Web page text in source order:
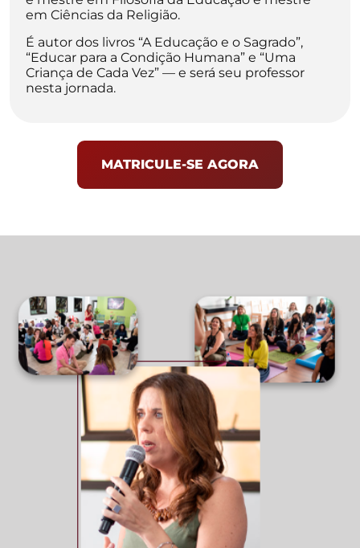
em Ciências da Religião.
É autor dos livros “A Educação e o Sagrado”,
“Educar para a Condição Humana” e “Uma
Criança de Cada Vez” — e será seu professor
nesta jornada.
MATRICULE-SE AGORA